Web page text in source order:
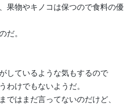
果物やキノコは保つので食料の優
だ。
しているような気もするので
わけでもないようだ。
ではまだ言ってないのだけど、